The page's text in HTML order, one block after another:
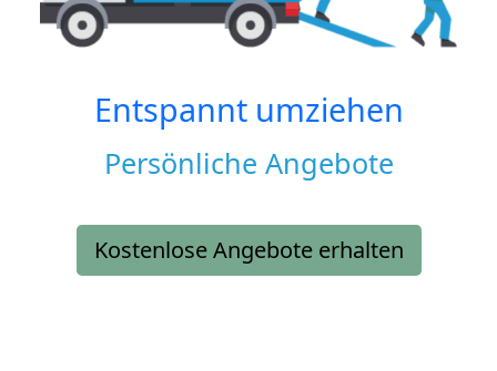
Entspannt umziehen
Persönliche Angebote
Kostenlose Angebote erhalten